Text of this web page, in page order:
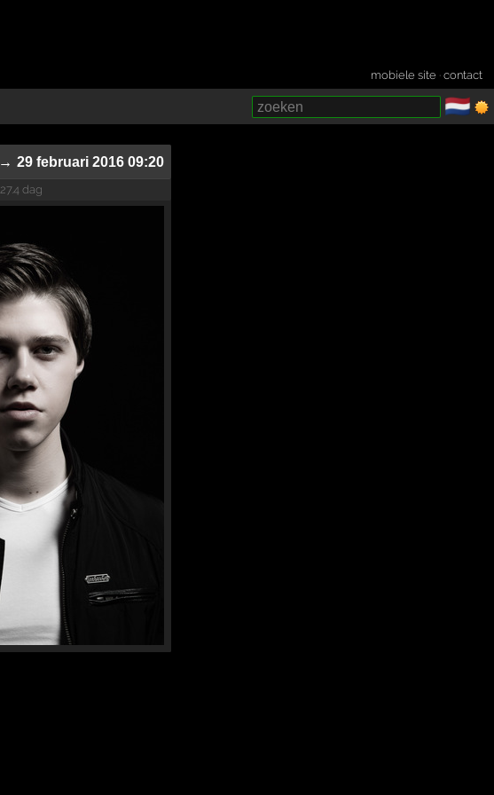
mobiele site ·contact
🇳🇱
→ 29 februari 2016 09:20
dag